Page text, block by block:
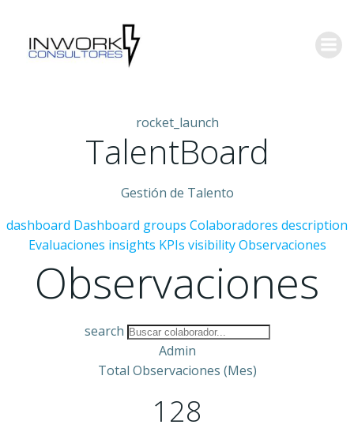
rocket_launch
TalentBoard
Gestión de Talento
dashboard Dashboard groups Colaboradores description
Evaluaciones insights KPIs visibility Observaciones
Observaciones
search
Admin
Total Observaciones (Mes)
128